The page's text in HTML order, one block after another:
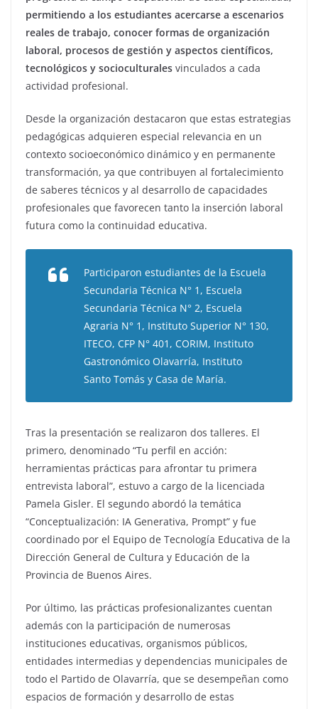
permitiendo a los estudiantes acercarse a escenarios
reales de trabajo, conocer formas de organización
laboral, procesos de gestión y aspectos científicos,
tecnológicos y socioculturales vinculados a cada
actividad profesional.
Desde la organización destacaron que estas estrategias
pedagógicas adquieren especial relevancia en un
contexto socioeconómico dinámico y en permanente
transformación, ya que contribuyen al fortalecimiento
de saberes técnicos y al desarrollo de capacidades
profesionales que favorecen tanto la inserción laboral
futura como la continuidad educativa.
Participaron estudiantes de la Escuela
Secundaria Técnica N° 1, Escuela
Secundaria Técnica N° 2, Escuela
Agraria N° 1, Instituto Superior N° 130,
ITECO, CFP N° 401, CORIM, Instituto
Gastronómico Olavarría, Instituto
Santo Tomás y Casa de María.
Tras la presentación se realizaron dos talleres. El
primero, denominado “Tu perfil en acción:
herramientas prácticas para afrontar tu primera
entrevista laboral”, estuvo a cargo de la licenciada
Pamela Gisler. El segundo abordó la temática
“Conceptualización: IA Generativa, Prompt” y fue
coordinado por el Equipo de Tecnología Educativa de la
Dirección General de Cultura y Educación de la
Provincia de Buenos Aires.
Por último, las prácticas profesionalizantes cuentan
además con la participación de numerosas
instituciones educativas, organismos públicos,
entidades intermedias y dependencias municipales de
todo el Partido de Olavarría, que se desempeñan como
espacios de formación y desarrollo de estas